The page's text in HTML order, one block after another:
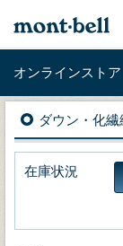
オンラインストア
ダウン・化繊
在庫状況